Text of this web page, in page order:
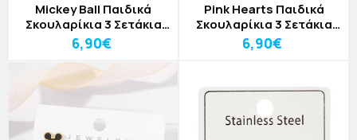
Mickey Ball Παιδικά
Σκουλαρίκια 3 Σετάκια
Ασημί Με Στρογγυλές
Χάντρες
6,90€
Pink Hearts Παιδικά
Σκουλαρίκια 3 Σετάκια
Με Μίκυ Και Καρδιές Σε
Ροζ Χρυσό
6,90€